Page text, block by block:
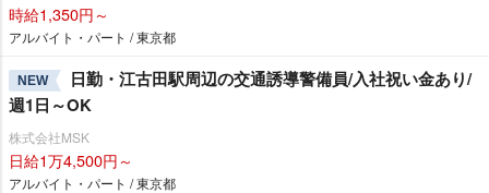
時給1,350円～
アルバイト・パート / 東京都
NEW
日勤・江古田駅周辺の交通誘導警備員/入社祝い金あり/
週1日～OK
株式会社MSK
日給1万4,500円～
アルバイト・パート / 東京都